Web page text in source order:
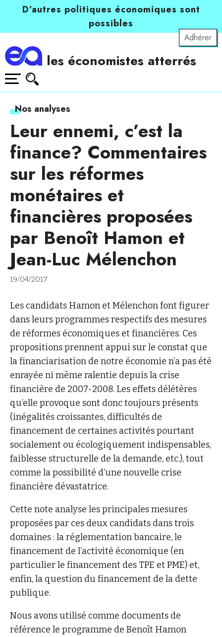
D’autres politiques économiques sont
possibles
Adhérer
les économistes atterrés
Nos analyses
Leur ennemi, c’est la
finance? Commentaires
sur les réformes
monétaires et
financières proposées
par Benoît Hamon et
Jean-Luc Mélenchon
19/04/2017
Les candidats Hamon et Mélenchon font figurer
dans leurs programmes respectifs des mesures
de réformes économiques et financières. Ces
propositions prennent appui sur le constat que
la financiarisation de notre économie n’a pas été
enrayée ni même ralentie depuis la crise
financière de 2007-2008. Les effets délétères
qu’elle provoque sont donc toujours présents
(inégalités croissantes, difficultés de
financement de certaines activités pourtant
socialement ou écologiquement indispensables,
faiblesse structurelle de la demande, etc.), tout
comme la possibilité d’une nouvelle crise
financière dévastatrice.
Cette note analyse les principales mesures
proposées par ces deux candidats dans trois
domaines : la réglementation bancaire, le
financement de l’activité économique (en
particulier le financement des TPE et PME) et,
enfin, la question du financement de la dette
publique.
Nous avons utilisé comme documents de
référence le programme de Benoît Hamon